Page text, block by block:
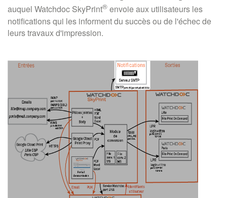
auquel Watchdoc SkyPrint®envoie aux utilisateurs les
notifications qui les informent du succès ou de l'échec de
leurs travaux d'impression.